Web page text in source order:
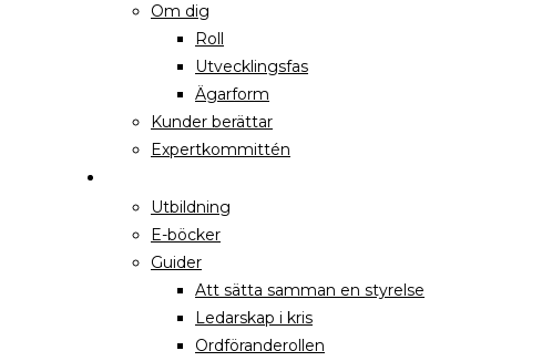
Om dig
Roll
Utvecklingsfas
Ägarform
Kunder berättar
Expertkommittén
Utbildning
E-böcker
Guider
Att sätta samman en styrelse
Ledarskap i kris
Ordföranderollen